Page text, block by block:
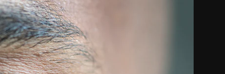
Produtos
Spaces
Assistente de IA
Gerador de
imagens
Academy
Documentação
Atendimento